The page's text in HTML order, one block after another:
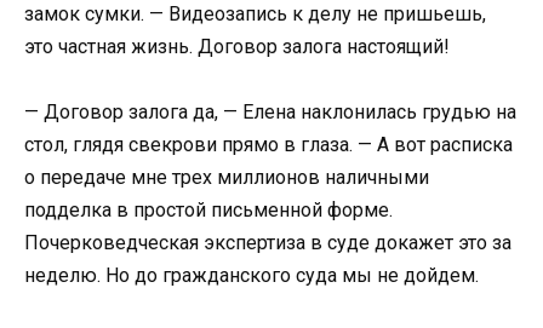
замок сумки. — Видеозапись к делу не пришьешь,
это частная жизнь. Договор залога настоящий!
— Договор залога да, — Елена наклонилась грудью на
стол, глядя свекрови прямо в глаза. — А вот расписка
о передаче мне трех миллионов наличными
подделка в простой письменной форме.
Почерковедческая экспертиза в суде докажет это за
неделю. Но до гражданского суда мы не дойдем.